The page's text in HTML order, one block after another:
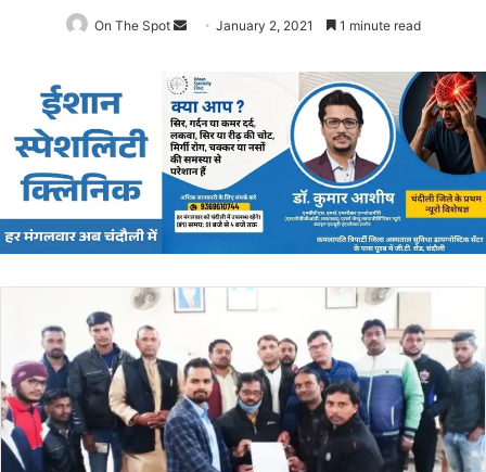
On The Spot
Send
email
January 2, 2021 1 minute read